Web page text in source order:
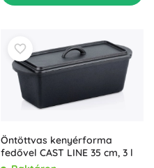
Öntöttvas kenyérforma
fedővel CAST LINE 35 cm, 3 l